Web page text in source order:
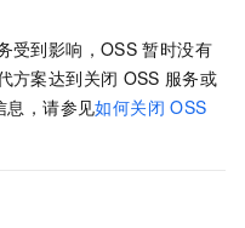
受到影响，OSS 暂时没有
方案达到关闭 OSS 服务或
息，请参见如何关闭 OSS